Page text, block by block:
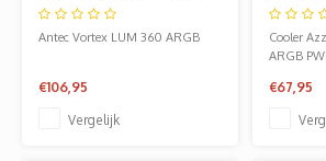
ARGB | All-in-One CPU
Waterkoeler | Zwart
Antec Vortex LUM 360 ARGB
€106,95
Vergelijk
PWM |
Cooler
ARGB
€67,95